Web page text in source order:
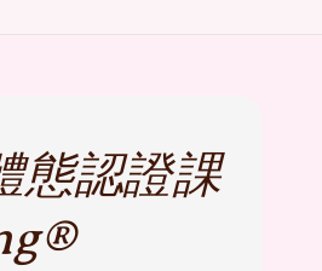
態認證課